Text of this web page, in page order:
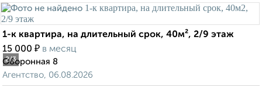
2/3
1-к квартира, на длительный срок, 40м², 2/9 этаж
15 000 ₽ в месяц
Оборонная 8
Агентство, 06.08.2026